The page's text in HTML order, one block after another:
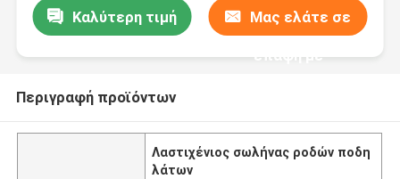
Καλύτερη τιμή Μας ελάτε σε
επαφή με
Περιγραφή προϊόντων
Λαστιχένιος σωλήνας ροδών ποδη
λάτων